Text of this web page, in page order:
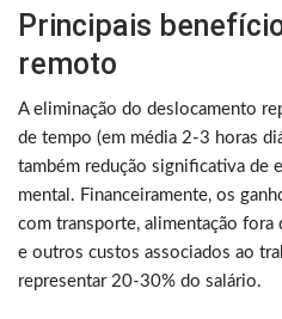
Principais
remoto
A eliminação do deslocamento
de tempo (em média 2-3 horas
também redução significativa de
mental. Financeiramente, os
com transporte, alimentação fora
e outros custos associados ao
representar 20-30% do salário.